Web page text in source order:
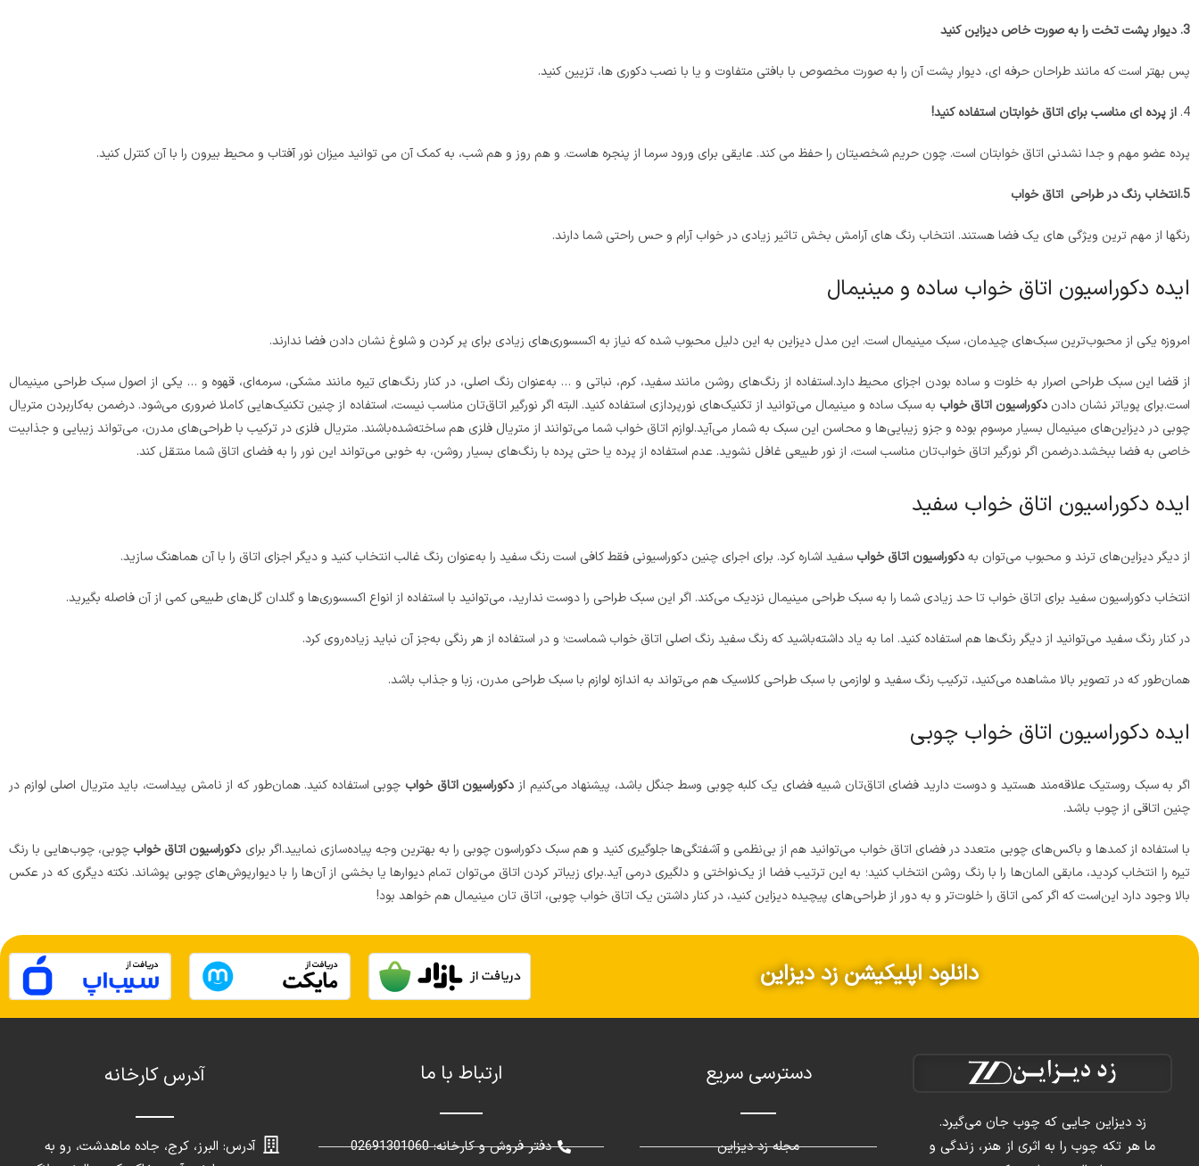
3. دیوار پشت تخت را به صورت خاص دیزاین کنید
پس بهتر است که مانند طراحان حرفه ای، دیوار پشت آن را به صورت مخصوص با بافتی متفاوت و یا با نصب دکوری ها، تزیین کنید.
4. از پرده ای مناسب برای اتاق خوابتان استفاده کنید!
پرده عضو مهم و جدا نشدنی اتاق خوابتان است. چون حریم شخصیتان را حفظ می کند. عایقی برای ورود سرما از پنجره هاست. و هم روز و هم شب، به کمک آن می توانید میزان نور آفتاب و محیط بیرون را با آن کنترل کنید.
5.انتخاب رنگ در طراحی اتاق خواب
رنگ­ها از مهم­ ترین ویژگی­ های یک فضا هستند. انتخاب رنگ­ های آرامش بخش تاثیر زیادی در خواب آرام و حس راحتی شما دارند.
ایده دکوراسیون اتاق خواب ساده و مینیمال
امروزه یکی از محبوب‌ترین سبک‌های چیدمان، سبک مینیمال است. این مدل دیزاین به این دلیل محبوب شده که نیاز به اکسسوری‌های زیادی برای پر کردن و شلوغ نشان دادن فضا ندارند.
از قضا این سبک طراحی اصرار به خلوت و ساده بودن اجزای محیط دارد.استفاده از رنگ‌های روشن مانند سفید، کرم، نباتی و … به‌عنوان رنگ اصلی، در کنار رنگ‌های تیره مانند مشکی، سرمه‌ای، قهوه و … یکی از اصول سبک طراحی مینیمال
است.برای پویاتر نشان دادندکوراسیون اتاق خواب به سبک ساده و مینیمال می‌توانید از تکنیک‌های نورپردازی‌ استفاده کنید. البته اگر نورگیر اتاق‌تان مناسب نیست، استفاده از چنین تکنیک‌هایی کاملا ضروری می‌شود. درضمن به‌کاربردن متریال
چوبی در دیزاین‌های مینیمال بسیار مرسوم بوده و جزو زیبایی‌ها و محاسن این سبک به شمار می‌آید.لوازم اتاق خواب شما می‌توانند از متریال فلزی هم ساخته‌شده‌باشند. متریال فلزی در ترکیب با طراحی‌های مدرن، می‌تواند زیبایی و جذابیت
خاصی به فضا ببخشد.درضمن اگر نورگیر اتاق خواب‌تان مناسب است، از نور طبیعی غافل نشوید. عدم استفاده از پرده‌ یا حتی پرده با رنگ‌های بسیار روشن، به خوبی می‌تواند این نور را به فضای اتاق شما منتقل کند.
ایده دکوراسیون اتاق خواب سفید
از دیگر دیزاین‌های ترند و محبوب می‌توان بهدکوراسیون اتاق خواب سفید اشاره کرد. برای اجرای چنین دکوراسیونی فقط کافی است رنگ سفید را به‌عنوان رنگ غالب انتخاب کنید و دیگر اجزای اتاق را با آن هماهنگ سازید.
انتخاب دکوراسیون سفید برای اتاق خواب تا حد زیادی شما را به سبک طراحی مینیمال نزدیک می‌کند. اگر این سبک طراحی را دوست ندارید، می‌توانید با استفاده از انواع اکسسوری‌ها و گلدان گل‌های طبیعی کمی از آن فاصله بگیرید.
در کنار رنگ سفید می‌توانید از دیگر رنگ‌ها هم استفاده کنید. اما به یاد داشته‌باشید که رنگ سفید رنگ اصلی اتاق خواب شماست؛ و در استفاده از هر رنگی به‌جز آن نباید زیاده‌روی کرد.
همان‌طور که در تصویر بالا مشاهده می‌کنید، ترکیب رنگ سفید و لوازمی با سبک طراحی کلاسیک هم می‌تواند به اندازه لوازم با سبک طراحی مدرن، زبا و جذاب باشد.
ایده دکوراسیون اتاق خواب چوبی
اگر به سبک روستیک علاقه‌مند هستید و دوست دارید فضای اتاق‌تان شبیه فضای یک کلبه چوبی وسط جنگل باشد، پیشنهاد می‌کنیم از دکوراسیون اتاق خواب چوبی استفاده کنید. همان‌طور که از نامش پیداست، باید متریال اصلی لوازم در
چنین اتاقی از چوب باشد.
با استفاده از کمدها و باکس‌های چوبی متعدد در فضای اتاق خواب می‌توانید هم از بی‌نظمی و آشفتگی‌ها جلوگیری کنید و هم سبک دکوراسون چوبی را به بهترین وجه پیاده‌سازی نمایید.اگر برای دکوراسیون اتاق خواب چوبی، چوب‌هایی با رنگ
تیره را انتخاب کردید، مابقی المان‌ها را با رنگ روشن انتخاب کنید؛ به این ترتیب فضا از یک‌نواختی و دلگیری درمی‌ آید.برای زیباتر کردن اتاق می‌توان تمام دیوارها یا بخشی از آن‌ها را با دیوارپوش‌های چوبی پوشاند. نکته دیگری که در عکس
بالا وجود دارد این‌است که اگر کمی اتاق را خلوت‌تر و به دور از طراحی‌های پیچیده دیزاین کنید، در کنار داشتن یک اتاق خواب چوبی، اتاق‌ تان مینیمال هم خواهد بود!
دانلود اپلیکیشن زد دیزاین
زد دیزاین جایی که چوب جان می‌گیرد.
ما هر تکه چوب را به اثری از هنر، زندگی و
دسترسی سریع
مجله زد دیزاین
ارتباط با ما
دفتر فروش و کارخانه: 02691301060
آدرس کارخانه
آدرس: البرز، کرج، جاده ماهدشت، رو به